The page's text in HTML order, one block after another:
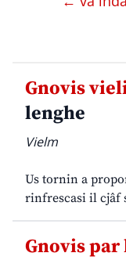
Gnovis
lenghe
Vielm
Us tornin a
rinfrescasi il cjâf
Gnovis